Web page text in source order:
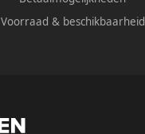
Voorraad & beschikbaarheid